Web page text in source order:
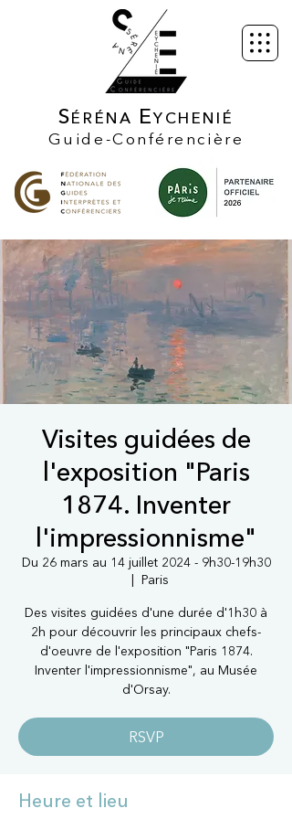
SÉRÉNA EYCHENIÉ
Guide-Conférencière
Visites guidées de
l'exposition "Paris
1874. Inventer
l'impressionnisme"
Du 26 mars au 14 juillet 2024 - 9h30-19h30
  |
Paris
Des visites guidées d'une durée d'1h30 à
2h pour découvrir les principaux chefs-
d'oeuvre de l'exposition "Paris 1874.
Inventer l'impressionnisme", au Musée
d'Orsay.
RSVP
Heure et lieu